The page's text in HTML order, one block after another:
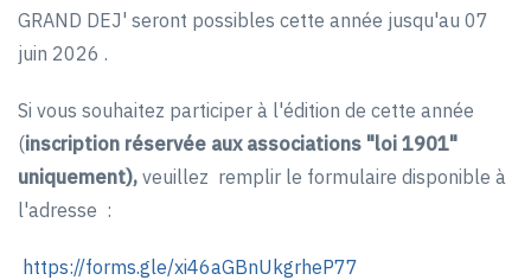
GRAND DEJ' seront possibles cette année jusqu'au 07
juin 2026 .
Si vous souhaitez participer à l'édition de cette année
(inscription réservée aux associations "loi 1901"
uniquement), veuillez remplir le formulaire disponible à
l'adresse :
https://forms.gle/xi46aGBnUkgrheP77